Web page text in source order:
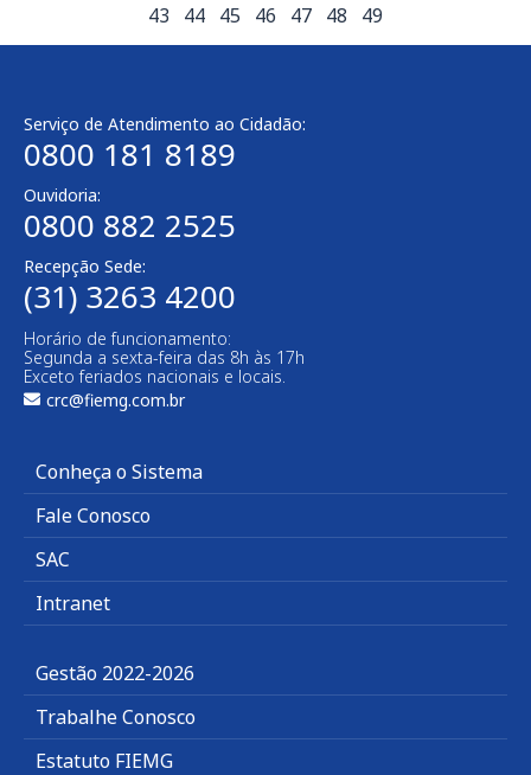
43
44 45 46 47 48 49
Serviço de Atendimento ao Cidadão:
0800 181 8189
Ouvidoria:
0800 882 2525​
Recepção Sede:
(31) 3263 4200
Horário de funcionamento:
Segunda a sexta-feira das 8h às 17h
Exceto feriados nacionais e locais.
crc@fiemg.com.br
Conheça o Sistema
Fale Conosco
SAC
Intranet
Gestão 2022-2026
Trabalhe Conosco
Estatuto FIEMG